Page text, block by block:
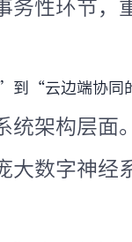
务性环节，
到“云边端协同
统架构层面
大数字神经